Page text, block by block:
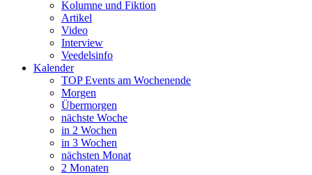
Kolumne und Fiktion
Artikel
Video
Interview
Veedelsinfo
Kalender
TOP Events am Wochenende
Morgen
Übermorgen
nächste Woche
in 2 Wochen
in 3 Wochen
nächsten Monat
2 Monaten